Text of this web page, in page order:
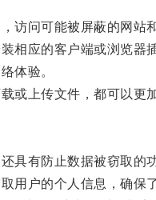
问可能被屏蔽的网站
应的客户端或浏览器
体验。
上传文件，都可以更加
有防止数据被窃取的功
户的个人信息，确保了